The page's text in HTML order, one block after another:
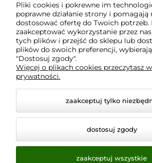
Płatności i dostawa
Informacje
O nas
Pliki cookies i pokrewne im
poprawne działanie strony i pomagają
dostosować ofertę do Twoich potrzeb.
zaakceptować wykorzystanie przez
tych plików i przejść do sklepu lub
plików do swoich preferencji,
"Dostosuj zgody".
Więcej o plikach cookies przeczytasz
prywatności.
zaakceptuj tylko
dostosuj zgody
zaakceptuj wszystkie